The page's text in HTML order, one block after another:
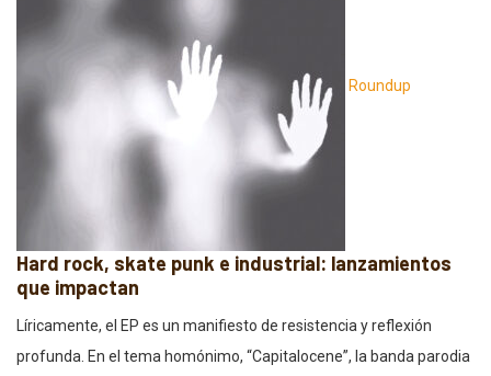
Roundup
Hard rock, skate punk e industrial: lanzamientos
que impactan
Líricamente, el EP es un manifiesto de resistencia y reflexión
profunda. En el tema homónimo, “Capitalocene”, la banda parodia